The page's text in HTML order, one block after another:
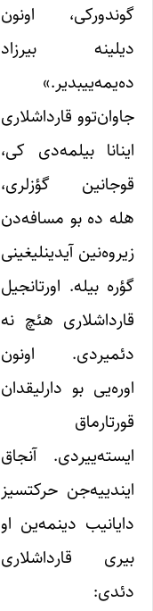
گوندورکی، اونون
دیلینه بیرزاد
ده‌یمه‌ییبدیر.»
جاوان‌توو قارداشلاری
اینانا بیلمه‌دی کی،
قوجانین گؤزلری،
هله ده بو مسافه‌دن
زیروه‌نین آیدینلیغینی
گؤره بیله. اورتانجیل
قارداشلاری هئچ نه
دئمیردی. اونون
اوره‌یی بو دارلیقدان
قورتارماق
ایسته‌ییردی. آنجاق
ایندییه‌جن حرکتسیز
دایانیب دینمه‌ین او
بیری قارداشلاری
دئدی: